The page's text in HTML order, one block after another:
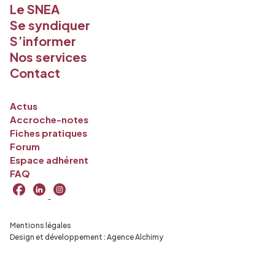
Le SNEA
Se syndiquer
S’informer
Nos services
Contact
Actus
Accroche-notes
Fiches pratiques
Forum
Espace adhérent
FAQ
Design et développement : Agence Alchimy
Mentions légales